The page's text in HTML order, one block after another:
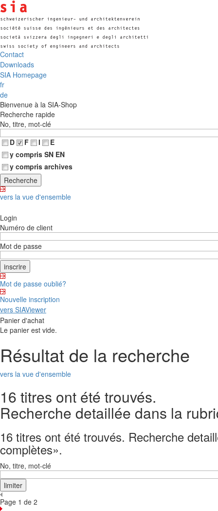
Contact
Downloads
SIA Homepage
fr
de
Bienvenue à la SIA-Shop
Recherche rapide
No, titre, mot-clé
D
F I
E
y compris SN EN
y compris archives
vers la vue d'ensemble
Login
Numéro de client
Mot de passe
Mot de passe oublié?
Nouvelle inscription
vers SIAViewer
Panier d'achat
Le panier est vide.
Résultat de la recherche
vers la vue d'ensemble
16 titres ont été trouvés.
Recherche detaillée dans la
16 titres ont été trouvés. Recherche
complètes».
No, titre, mot-clé
Page 1 de 2